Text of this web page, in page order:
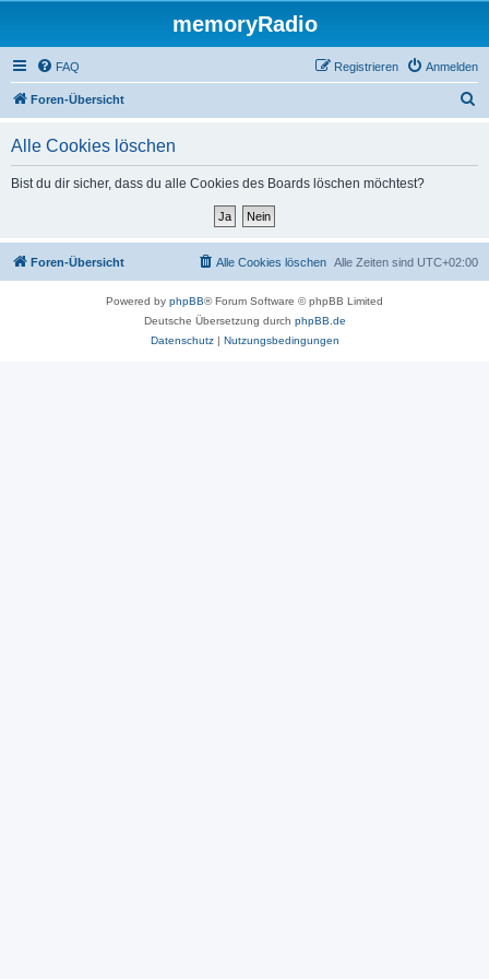
memoryRadio
FAQ Anmelden
Registrieren
Foren-Übersicht
Alle Cookies löschen
Bist du dir sicher, dass du alle Cookies des Boards löschen möchtest?
Foren-Übersicht Alle Zeiten sind UTC+02:00
Alle Cookies löschen
Powered by phpBB® Forum Software © phpBB Limited
Deutsche Übersetzung durch phpBB.de
Datenschutz| Nutzungsbedingungen